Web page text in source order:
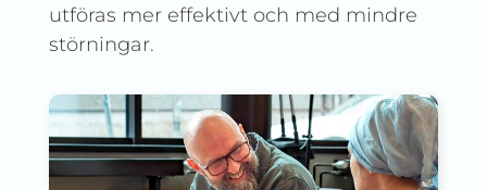
utföras mer effektivt och med mindre
störningar.